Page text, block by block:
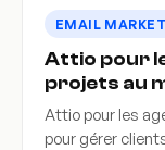
EMAIL
Attio pour
projets au
Attio pour les
pour gérer